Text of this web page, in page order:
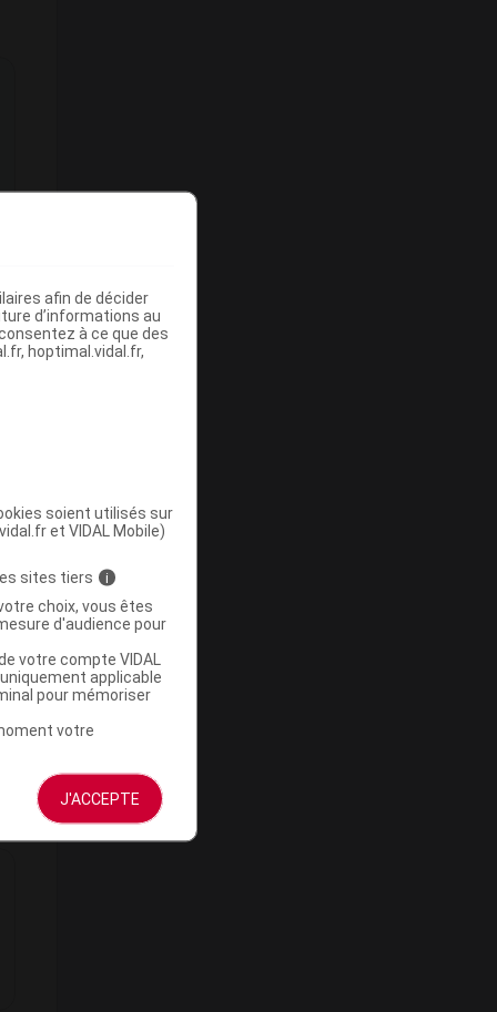
afin de décider
d’informations au
à ce que des
hoptimal.vidal.fr,
soient utilisés sur
et VIDAL Mobile)
sites tiers i
choix, vous êtes
d'audience pour
votre compte VIDAL
applicable
pour mémoriser
votre
J'ACCEPTE